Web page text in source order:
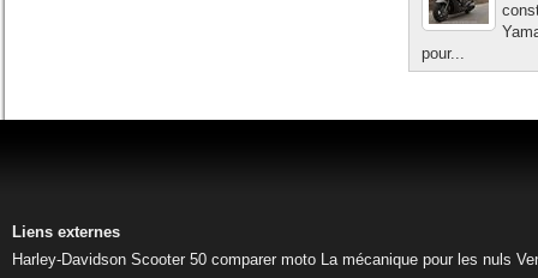
pour...
Liens externes
Harley-Davidson Scooter 50 comparer moto La mécanique pour les nuls